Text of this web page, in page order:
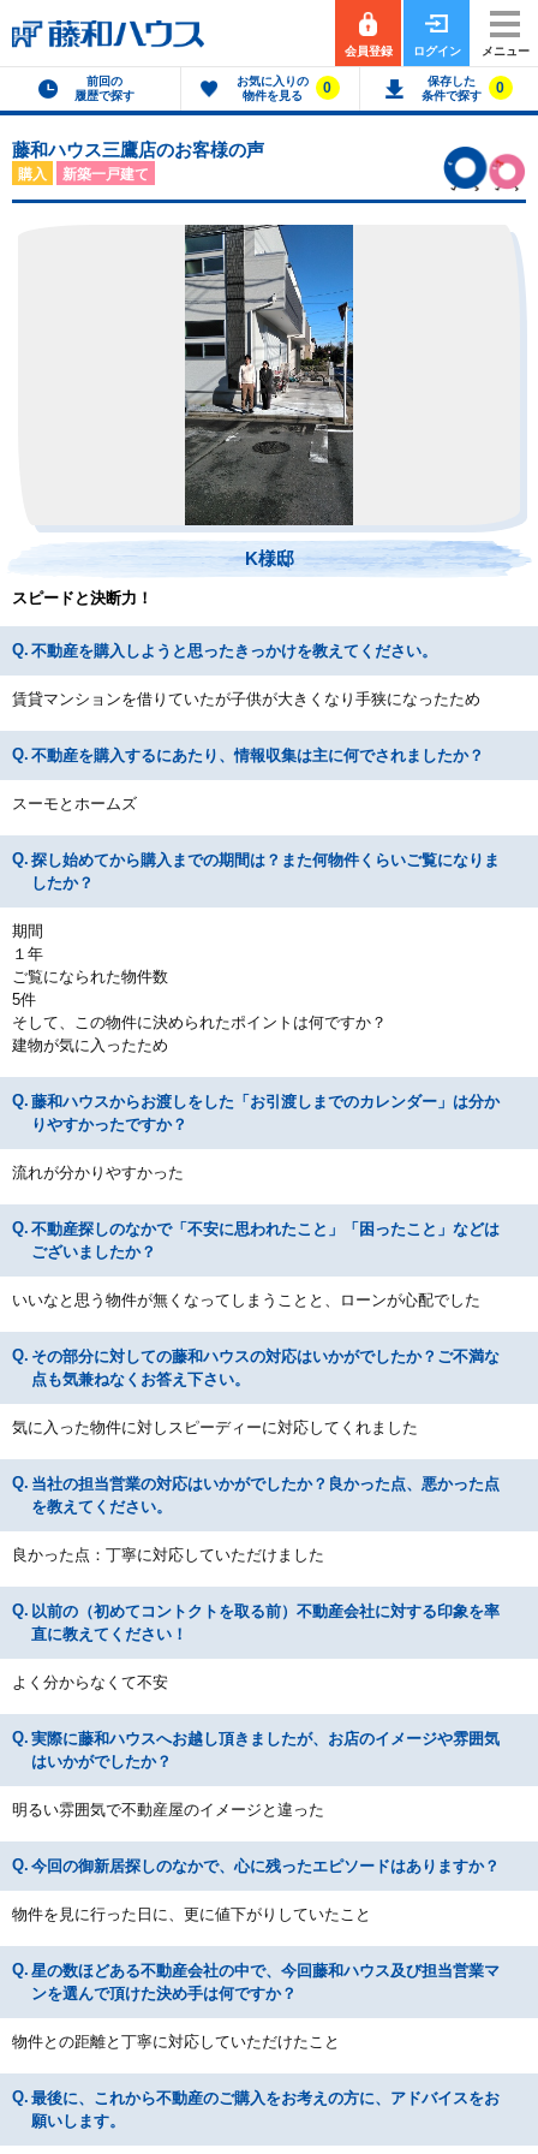
会員登録 ログイン メニュー
前回の
履歴で探す
お気に入りの
物件を見る
0
保存した
条件で探す
0
藤和ハウス三鷹店のお客様の声
購入 新築一戸建て
K様邸
スピードと決断力！
不動産を購入しようと思ったきっかけを教えてください。
賃貸マンションを借りていたが子供が大きくなり手狭になったため
不動産を購入するにあたり、情報収集は主に何でされましたか？
スーモとホームズ
探し始めてから購入までの期間は？また何物件くらいご覧になりま
したか？
期間
１年
ご覧になられた物件数
5件
そして、この物件に決められたポイントは何ですか？
建物が気に入ったため
藤和ハウスからお渡しをした「お引渡しまでのカレンダー」は分か
りやすかったですか？
流れが分かりやすかった
不動産探しのなかで「不安に思われたこと」「困ったこと」などは
ございましたか？
いいなと思う物件が無くなってしまうことと、ローンが心配でした
その部分に対しての藤和ハウスの対応はいかがでしたか？ご不満な
点も気兼ねなくお答え下さい。
気に入った物件に対しスピーディーに対応してくれました
当社の担当営業の対応はいかがでしたか？良かった点、悪かった点
を教えてください。
良かった点：丁寧に対応していただけました
以前の（初めてコントクトを取る前）不動産会社に対する印象を率
直に教えてください！
よく分からなくて不安
実際に藤和ハウスへお越し頂きましたが、お店のイメージや雰囲気
はいかがでしたか？
明るい雰囲気で不動産屋のイメージと違った
今回の御新居探しのなかで、心に残ったエピソードはありますか？
物件を見に行った日に、更に値下がりしていたこと
星の数ほどある不動産会社の中で、今回藤和ハウス及び担当営業マ
ンを選んで頂けた決め手は何ですか？
物件との距離と丁寧に対応していただけたこと
最後に、これから不動産のご購入をお考えの方に、アドバイスをお
願いします。